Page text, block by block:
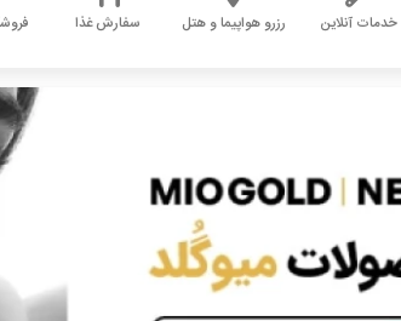
خدمات آنلاین رزرو هواپیما و هتل سفارش غذا